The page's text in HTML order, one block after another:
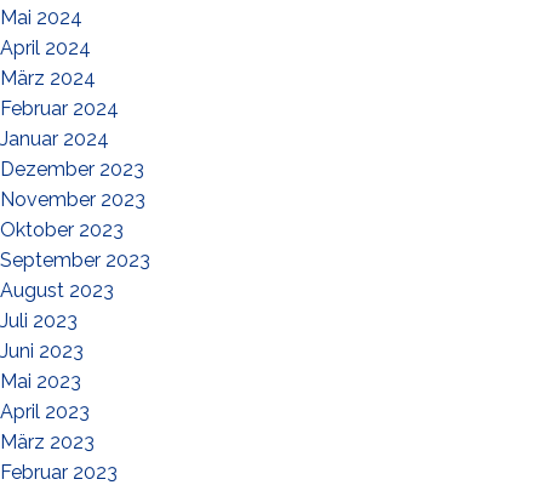
Mai 2024
April 2024
März 2024
Februar 2024
Januar 2024
Dezember 2023
November 2023
Oktober 2023
September 2023
August 2023
Juli 2023
Juni 2023
Mai 2023
April 2023
März 2023
Februar 2023